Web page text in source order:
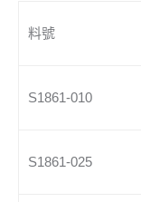
料號
S1861-010
S1861-025